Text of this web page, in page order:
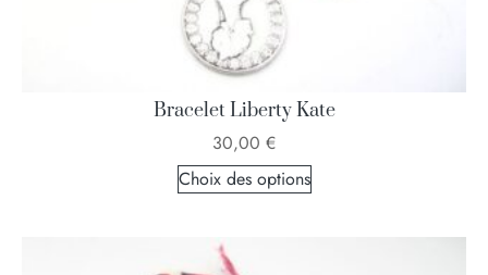
Bracelet Liberty Kate
30,00 €
Choix des options